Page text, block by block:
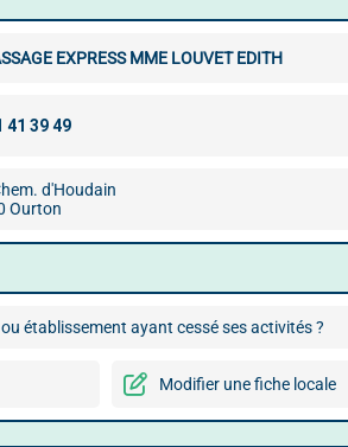
EXPRESS MME LOUVET EDITH
d'Houdain
Ourton
établissement ayant cessé ses activités ?
Modifier une fiche locale